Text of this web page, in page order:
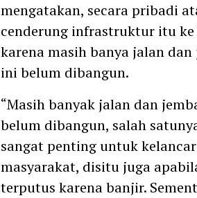
mengatakan, secara pribadi
cenderung infrastruktur itu ke
karena masih banya jalan
ini belum dibangun.
“Masih banyak jalan dan
belum dibangun, salah
sangat penting untuk
masyarakat, disitu juga
terputus karena banjir.